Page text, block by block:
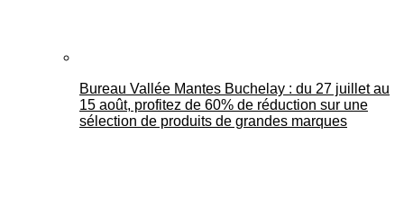
Bureau Vallée Mantes Buchelay : du 27 juillet au
15 août, profitez de 60% de réduction sur une
sélection de produits de grandes marques